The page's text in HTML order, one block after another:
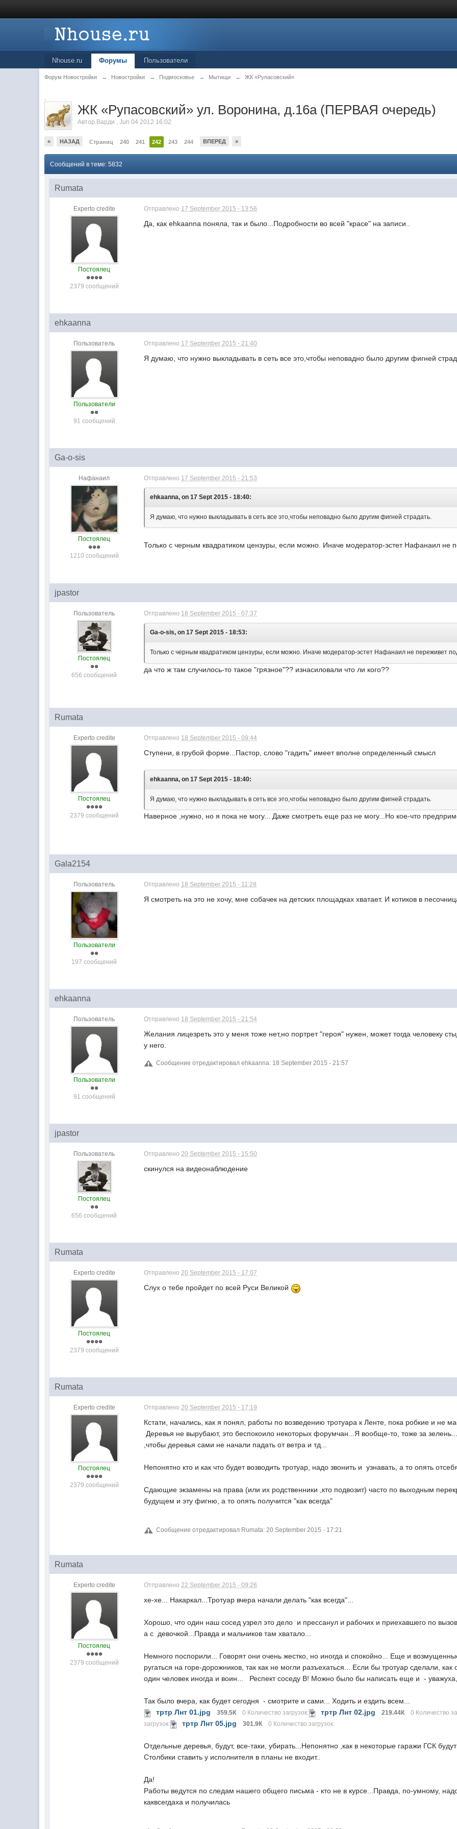
Nhouse.ru Форумы Пользователи
Форум Новостройки → Новостройки → Подмосковье → Мытищи → ЖК «Рупасовский»
.
ЖК «Рупасовский» ул. Воронина, д.16а (ПЕРВАЯ очередь)
Автор Варди ,Jun 04 2012 16:02
« НАЗАД Страниц 240 241 242 243 244 ВПЕРЕД »
Сообщений в теме: 5832
Rumata
Experto credite
Постоялец
2379 сообщений
Отправлено 17 September 2015 - 13:56
Да, как ehkaanna поняла, так и было...Подробности во всей "красе" на записи..
ehkaanna
Пользователь
Пользователи
91 сообщений
Отправлено 17 September 2015 - 21:40
Я думаю, что нужно выкладывать в сеть все это,чтобы неповадно было другим фигней
Ga-o-sis
Нафанаил
Постоялец
1210 сообщений
Отправлено 17 September 2015 - 21:53
ehkaanna, on 17 Sept 2015 - 18:40:
Я думаю, что нужно выкладывать в сеть все это,чтобы неповадно было другим фигней страдать.
Только с черным квадратиком цензуры, если можно. Иначе модератор-эстет Нафанаил не
jpastor
Пользователь
Постоялец
656 сообщений
Отправлено 18 September 2015 - 07:37
Ga-o-sis, on 17 Sept 2015 - 18:53:
Только с черным квадратиком цензуры, если можно. Иначе модератор-эстет Нафанаил не переживет
да что ж там случилось-то такое "грязное"?? изнасиловали что ли кого??
Rumata
Experto credite
Постоялец
2379 сообщений
Отправлено 18 September 2015 - 09:44
Ступени, в грубой форме...Пастор, слово "гадить" имеет вполне определенный смысл
ehkaanna, on 17 Sept 2015 - 18:40:
Я думаю, что нужно выкладывать в сеть все это,чтобы неповадно было другим фигней страдать.
Наверное ,нужно, но я пока не могу... Даже смотреть еще раз не могу...Но кое-что
Gala2154
Пользователь
Пользователи
197 сообщений
Отправлено 18 September 2015 - 11:28
Я смотреть на это не хочу, мне собачек на детских площадках хватает. И котиков в
ehkaanna
Пользователь
Пользователи
91 сообщений
Отправлено 18 September 2015 - 21:54
Желания лицезреть это у меня тоже нет,но портрет "героя" нужен, может тогда человеку
у него.
Сообщение отредактировал ehkaanna: 18 September 2015 - 21:57
jpastor
Пользователь
Постоялец
656 сообщений
Отправлено20 September 2015 - 15:50
скинулся на видеонаблюдение
Rumata
Experto credite
Постоялец
2379 сообщений
Отправлено20 September 2015 - 17:07
Слух о тебе пройдет по всей Руси Великой
Rumata
Experto credite
Постоялец
2379 сообщений
Отправлено20 September 2015 - 17:19
Кстати, начались, как я понял, работы по возведению тротуара к Ленте, пока робкие и не
Деревья не вырубают, это беспокоило некоторых форумчан...Я вообще-то, тоже за
,чтобы деревья сами не начали падать от ветра и тд...
Непонятно кто и как что будет возводить тротуар, надо звонить и узнавать, а то опять
Сдающие экзамены на права (или их родственники ,кто подвозит) часто по выходным
будущем и эту фигню, а то опять получится "как всегда"
Сообщение отредактировал Rumata: 20 September 2015 - 17:21
Rumata
Experto credite
Постоялец
2379 сообщений
Отправлено22 September 2015 - 09:26
хе-хе... Накаркал...Тротуар вчера начали делать "как всегда"...
Хорошо, что один наш сосед узрел это дело и прессанул и рабочих и приехавшего по
а с девочкой...Правда и мальчиков там хватало...
Немного поспорили... Говорят они очень жестко, но иногда и спокойно... Еще и
ругаться на горе-дорожников, так как не могли разъехаться... Если бы тротуар сделали,
один человек иногда и воин... Респект соседу В! Можно было бы написать еще и -
Так было вчера, как будет сегодня - смотрите и сами... Ходить и ездить всем...
тртр Лнт 01.jpg
359.5К 0 Количество загрузок: тртр Лнт 02.jpg 219.44К 0 Количество
загрузок:
тртр Лнт 05.jpg 301.9К 0 Количество загрузок:
Отдельные деревья, будут, все-таки, убирать...Непонятно ,как в некоторые гаражи ГСК
Столбики ставить у исполнителя в планы не входит..
Да!
Работы ведутся по следам нашего общего письма - кто не в курсе...Правда, по-умному,
каквсегдаха и получилась